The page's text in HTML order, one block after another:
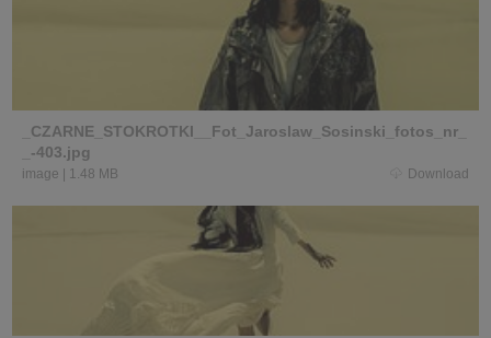
_CZARNE_STOKROTKI__Fot_Jaroslaw_Sosinski_fotos_nr_
_-403.jpg
image 1.48 MB Download